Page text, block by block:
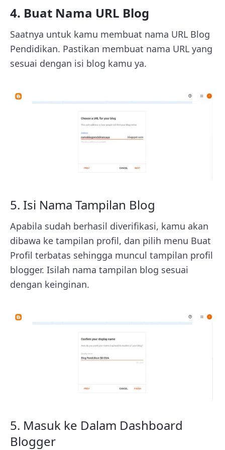
4. Buat Nama URL Blog
Saatnya untuk kamu membuat nama URL Blog
Pendidikan. Pastikan membuat nama URL yang
sesuai dengan isi blog kamu ya.
5. Isi Nama Tampilan Blog
Apabila sudah berhasil diverifikasi, kamu akan
dibawa ke tampilan profil, dan pilih menu Buat
Profil terbatas sehingga muncul tampilan profil
blogger. Isilah nama tampilan blog sesuai
dengan keinginan.
5. Masuk ke Dalam Dashboard
Blogger